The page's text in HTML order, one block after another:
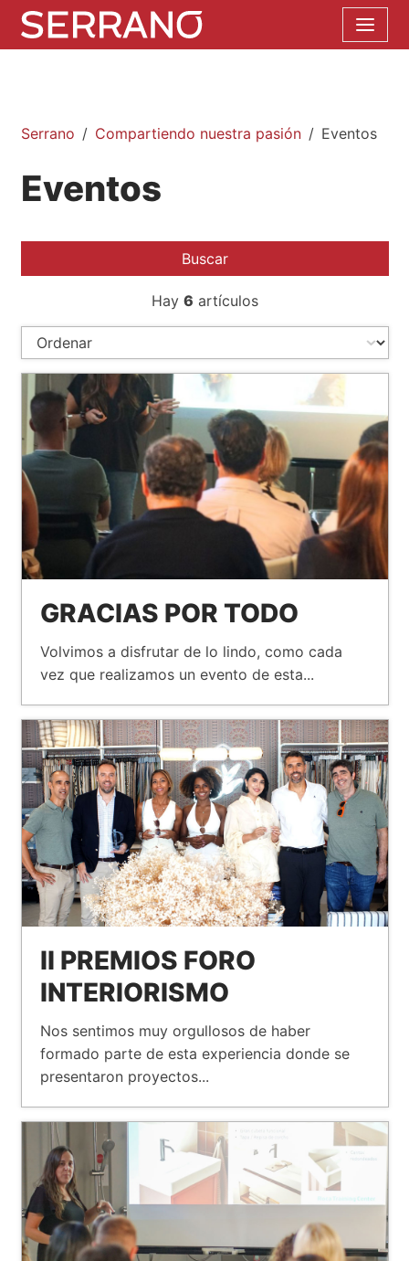
Serrano Compartiendo nuestra pasión Eventos
Eventos
Buscar
Hay 6 artículos
GRACIAS POR TODO
Volvimos a disfrutar de lo lindo, como cada
vez que realizamos un evento de esta...
II PREMIOS FORO
INTERIORISMO
Nos sentimos muy orgullosos de haber
formado parte de esta experiencia donde se
presentaron proyectos...